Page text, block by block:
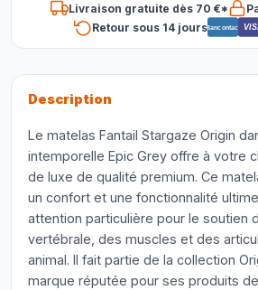
Livraison gratuite dès 70 €*
Retour sous 14 joursBancontact
Description
Le matelas Fantail Stargaze Origin
intemporelle Epic Grey offre à votre
de luxe de qualité premium. Ce
un confort et une fonctionnalité
attention particulière pour le soutien
vertébrale, des muscles et des
animal. Il fait partie de la collection
marque réputée pour ses produits